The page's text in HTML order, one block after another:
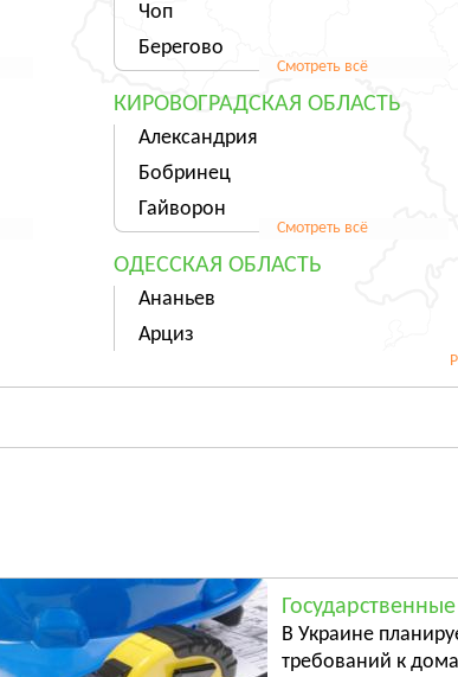
Чоп
Берегово
Смотреть всё
КИРОВОГРАДСКАЯ ОБЛАСТЬ
Александрия
Бобринец
Гайворон
Смотреть всё
ОДЕССКАЯ ОБЛАСТЬ
Ананьев
Арциз
Смотреть всё
ЧЕРКАССКАЯ ОБЛАСТЬ
Черкассы
Городище
В Украине
требований к